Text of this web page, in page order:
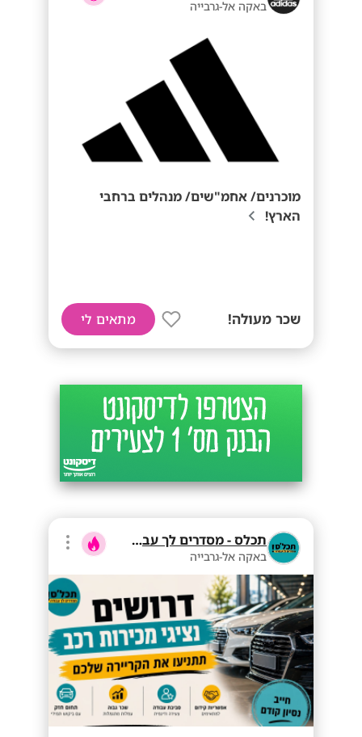
באקה אל-גרבייה
מוכרנים/ אחמ"שים/ מנהלים ברחבי
הארץ!
שכר מעולה! מתאים לי
תכלס - מסדרים לך עבודה
באקה אל-גרבייה